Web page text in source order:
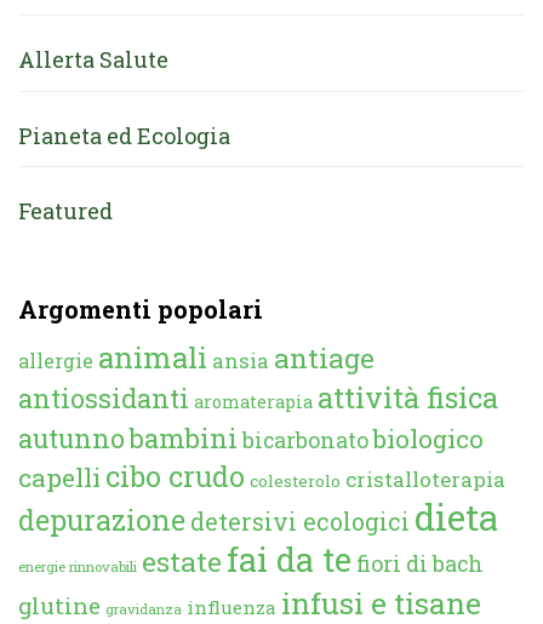
Allerta Salute
Pianeta ed Ecologia
Featured
Argomenti popolari
allergie animali ansia antiage
antiossidanti aromaterapia attività fisica
autunnobambini bicarbonatobiologico
capelli cibo crudo colesterolo cristalloterapia
depurazione detersivi ecologici dieta
energie rinnovabili estate fai da te fiori di bach
glutine gravidanza influenza infusi e tisane